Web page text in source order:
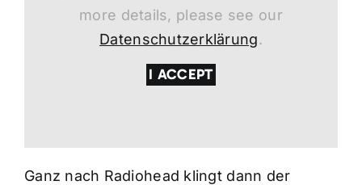
more details, please see our
Datenschutzerklärung.
I ACCEPT
Ganz nach Radiohead klingt dann der